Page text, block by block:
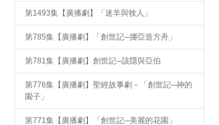
第1493集【廣播劇】「迷羊與牧人」
第785集【廣播劇】「創世記─挪亞造方舟」
第781集【廣播劇】創世記─該隱與亞伯
第776集【廣播劇】聖經故事劇－「創世記─神的
園子」
第771集【廣播劇】「創世記─美麗的花園」